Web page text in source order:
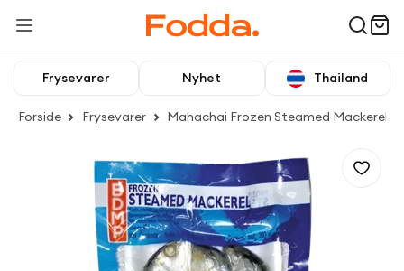
Frysevarer Nyhet Thailand
Forside Frysevarer Mahachai Frozen Steamed Mackerel,